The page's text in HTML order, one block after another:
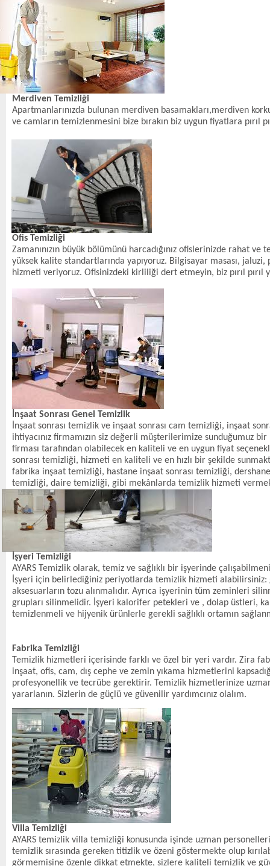
Merdiven Temizliği
Apartmanlarınızda bulunan merdiven basamakları,merdiven
ve camların temizlenmesini bize bırakın biz uygun fiyatlara pırıl
Ofis Temizliği
Zamanınızın büyük bölümünü harcadığınız ofislerinizde rahat
yüksek kalite standartlarında yapıyoruz. Bilgisayar masası,
hizmeti veriyoruz. Ofisinizdeki kirliliği dert etmeyin, biz pırıl pırıl
İnşaat Sonrası Genel Temizlik
İnşaat sonrası temizlik ve inşaat sonrası cam temizliği, inşaat
ihtiyacınız firmamızın siz değerli müşterilerimize sunduğumuz
firması tarafından olabilecek en kaliteli ve en uygun fiyat
sonrası temizliği, hizmeti en kaliteli ve en hızlı bir şekilde
fabrika inşaat temizliği, hastane inşaat sonrası temizliği,
temizliği, daire temizliği, gibi mekânlarda temizlik hizmeti
İşyeri Temizliği
AYARS Temizlik olarak, temiz ve sağlıklı bir işyerinde
İşyeri için belirlediğiniz periyotlarda temizlik hizmeti alabilirsiniz:
aksesuarların tozu alınmalıdır. Ayrıca işyerinin tüm zeminleri
grupları silinmelidir. İşyeri kalorifer petekleri ve , dolap üstleri,
temizlenmeli ve hijyenik ürünlerle gerekli sağlıklı ortamın
Fabrika Temizliği
Temizlik hizmetleri içerisinde farklı ve özel bir yeri vardır. Zira
inşaat, ofis, cam, dış cephe ve zemin yıkama hizmetlerini
profesyonellik ve tecrübe gerektirir. Temizlik hizmetlerinize
yararlanın. Sizlerin de güçlü ve güvenilir yardımcınız olalım.
Villa Temizliği
AYARS temizlik villa temizliği konusunda işinde uzman
temizlik sırasında gereken titizlik ve özeni göstermekte olup
görmemisine özenle dikkat etmekte, sizlere kaliteli temizlik ve